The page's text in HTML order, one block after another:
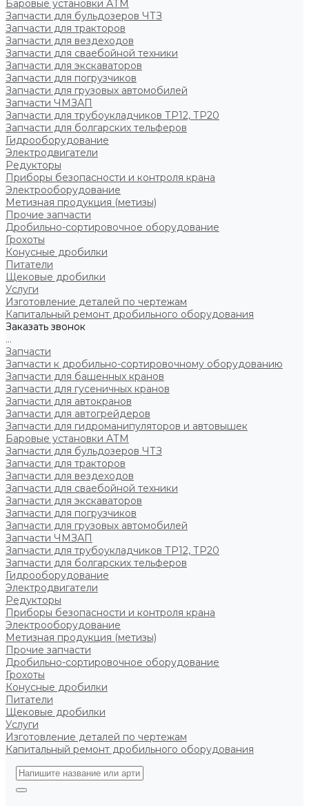
Баровые установки АТМ
Запчасти для бульдозеров ЧТЗ
Запчасти для тракторов
Запчасти для вездеходов
Запчасти для сваебойной техники
Запчасти для экскаваторов
Запчасти для погрузчиков
Запчасти для грузовых автомобилей
Запчасти ЧМЗАП
Запчасти для трубоукладчиков ТР12, ТР20
Запчасти для болгарских тельферов
Гидрооборудование
Электродвигатели
Редукторы
Приборы безопасности и контроля крана
Электрооборудование
Метизная продукция (метизы)
Прочие запчасти
Дробильно-сортировочное оборудование
Грохоты
Конусные дробилки
Питатели
Щековые дробилки
Услуги
Изготовление деталей по чертежам
Капитальный ремонт дробильного оборудования
Заказать звонок
...
Запчасти
Запчасти к дробильно-сортировочному оборудованию
Запчасти для башенных кранов
Запчасти для гусеничных кранов
Запчасти для автокранов
Запчасти для автогрейдеров
Запчасти для гидроманипуляторов и автовышек
Баровые установки АТМ
Запчасти для бульдозеров ЧТЗ
Запчасти для тракторов
Запчасти для вездеходов
Запчасти для сваебойной техники
Запчасти для экскаваторов
Запчасти для погрузчиков
Запчасти для грузовых автомобилей
Запчасти ЧМЗАП
Запчасти для трубоукладчиков ТР12, ТР20
Запчасти для болгарских тельферов
Гидрооборудование
Электродвигатели
Редукторы
Приборы безопасности и контроля крана
Электрооборудование
Метизная продукция (метизы)
Прочие запчасти
Дробильно-сортировочное оборудование
Грохоты
Конусные дробилки
Питатели
Щековые дробилки
Услуги
Изготовление деталей по чертежам
Капитальный ремонт дробильного оборудования